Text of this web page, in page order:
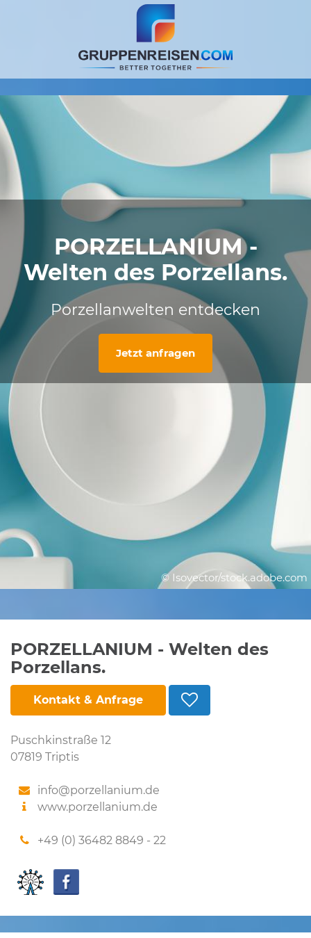
PORZELLANIUM -
Welten des Porzellans.
Porzellanwelten entdecken
Jetzt anfragen
© Isovector/stock.adobe.com
PORZELLANIUM - Welten des
Porzellans.
Kontakt & Anfrage
Puschkinstraße 12
07819 Triptis
info@porzellanium.de
www.porzellanium.de
+49 (0) 36482 8849 - 22